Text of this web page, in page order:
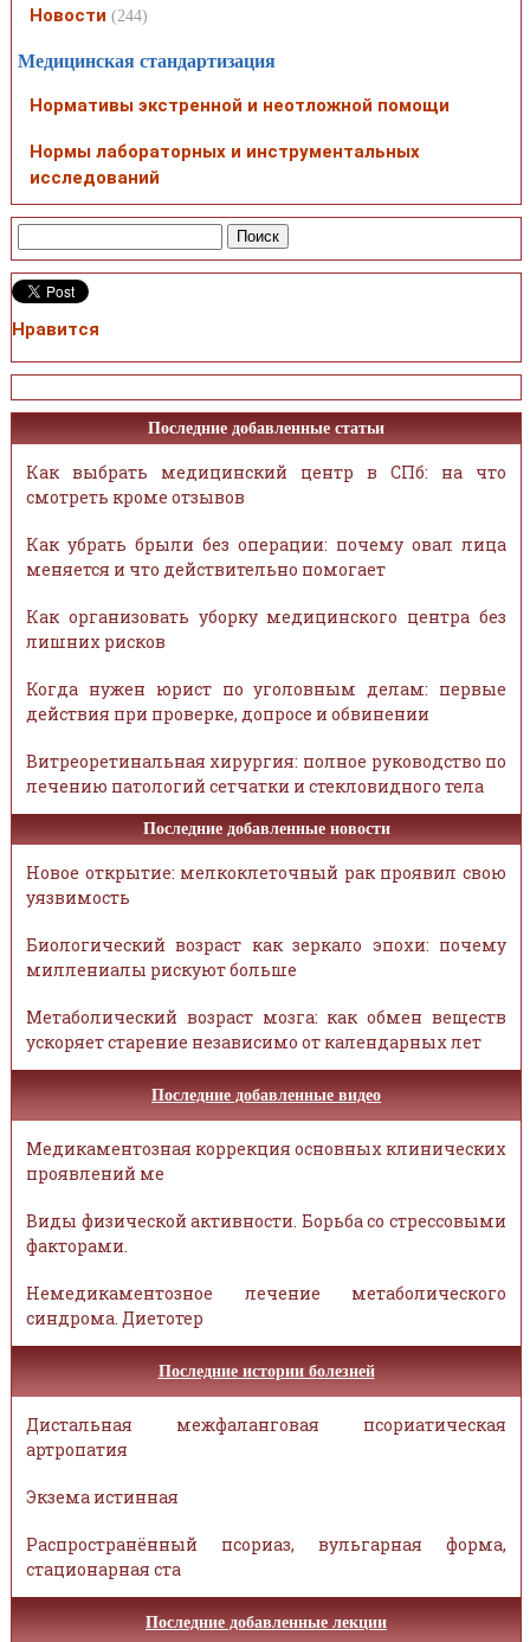
Новости (244)
Медицинская стандартизация
Нормативы экстренной и неотложной помощи
Нормы лабораторных и инструментальных
исследований
Нравится
Последние добавленные статьи
Как выбрать медицинский центр в СПб: на что
смотреть кроме отзывов
Как убрать брыли без операции: почему овал лица
меняется и что действительно помогает
Как организовать уборку медицинского центра без
лишних рисков
Когда нужен юрист по уголовным делам: первые
действия при проверке, допросе и обвинении
Витреоретинальная хирургия: полное руководство по
лечению патологий сетчатки и стекловидного тела
Последние добавленные новости
Новое открытие: мелкоклеточный рак проявил свою
уязвимость
Биологический возраст как зеркало эпохи: почему
миллениалы рискуют больше
Метаболический возраст мозга: как обмен веществ
ускоряет старение независимо от календарных лет
Последние добавленные видео
Медикаментозная коррекция основных клинических
проявлений ме
Виды физической активности. Борьба со стрессовыми
факторами.
Немедикаментозное лечение метаболического
синдрома. Диетотер
Последние истории болезней
Дистальная межфаланговая псориатическая
артропатия
Экзема истинная
Распространённый псориаз, вульгарная форма,
стационарная ста
Последние добавленные лекции